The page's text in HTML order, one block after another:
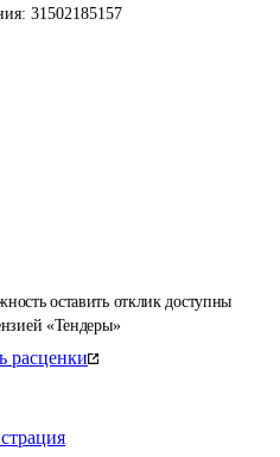
оставить отклик доступны
«Тендеры»
расценки
31502185157